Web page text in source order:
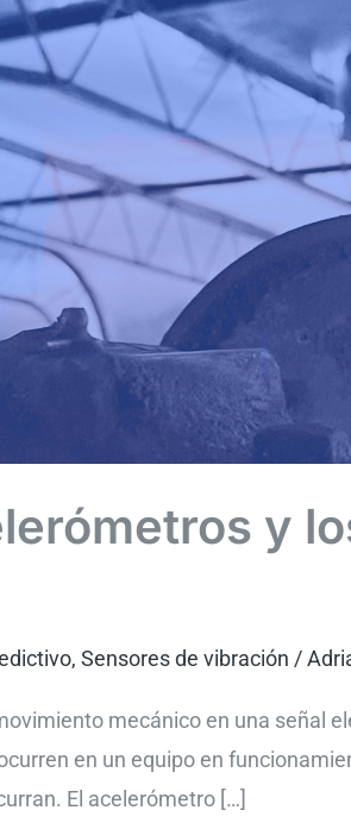
y
, Sensores de vibración /
mecánico en una señal
en un equipo en
El acelerómetro […]